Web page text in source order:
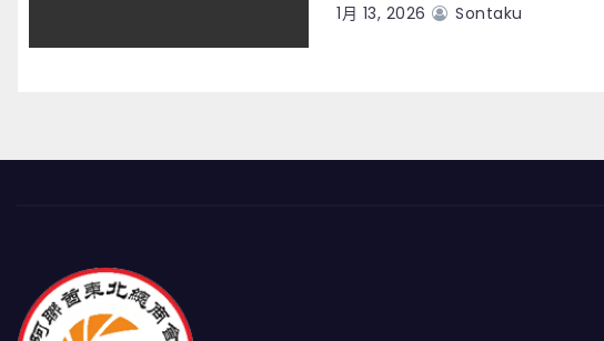
1月 13, 2026 Sontaku